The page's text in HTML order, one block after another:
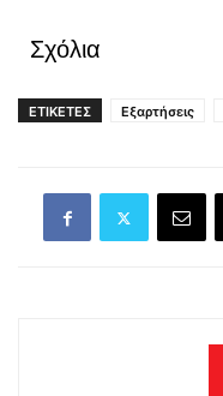
Σχόλια
ΕΤΙΚΕΤΕΣ Εξαρτήσεις